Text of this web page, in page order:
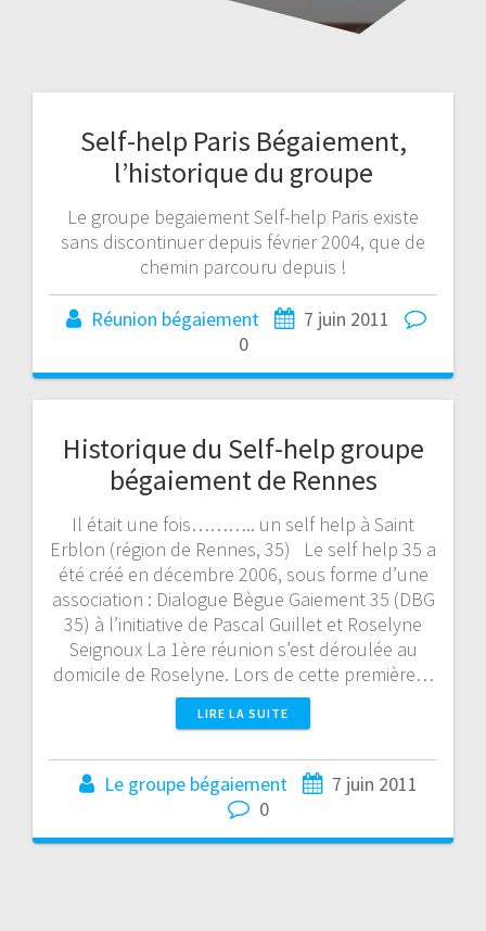
Self-help Paris Bégaiement,
l’historique du groupe
Le groupe begaiement Self-help Paris existe
sans discontinuer depuis février 2004, que de
chemin parcouru depuis !
Réunion bégaiement
7 juin 2011
0
Historique du Self-help groupe
bégaiement de Rennes
Il était une fois……….. un self help à Saint
Erblon (région de Rennes, 35) Le self help 35 a
été créé en décembre 2006, sous forme d’une
association : Dialogue Bègue Gaiement 35 (DBG
35) à l’initiative de Pascal Guillet et Roselyne
Seignoux La 1ère réunion s’est déroulée au
domicile de Roselyne. Lors de cette première…
LIRE LA SUITE
Le groupe bégaiement
7 juin 2011
0